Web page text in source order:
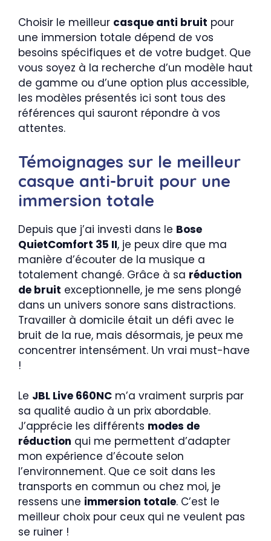
Choisir le meilleur casque anti bruit pour
une immersion totale dépend de vos
besoins spécifiques et de votre budget. Que
vous soyez à la recherche d’un modèle haut
de gamme ou d’une option plus accessible,
les modèles présentés ici sont tous des
références qui sauront répondre à vos
attentes.
Témoignages sur le meilleur
casque anti-bruit pour une
immersion totale
Depuis que j’ai investi dans le Bose
QuietComfort 35 II, je peux dire que ma
manière d’écouter de la musique a
totalement changé. Grâce à sa réduction
de bruit exceptionnelle, je me sens plongé
dans un univers sonore sans distractions.
Travailler à domicile était un défi avec le
bruit de la rue, mais désormais, je peux me
concentrer intensément. Un vrai must-have
!
Le JBL Live 660NC m’a vraiment surpris par
sa qualité audio à un prix abordable.
J’apprécie les différents modes de
réduction qui me permettent d’adapter
mon expérience d’écoute selon
l’environnement. Que ce soit dans les
transports en commun ou chez moi, je
ressens une immersion totale. C’est le
meilleur choix pour ceux qui ne veulent pas
se ruiner !